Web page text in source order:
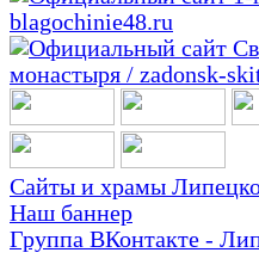
Сайты и храмы
Наш баннер
Группа ВКонтакте -